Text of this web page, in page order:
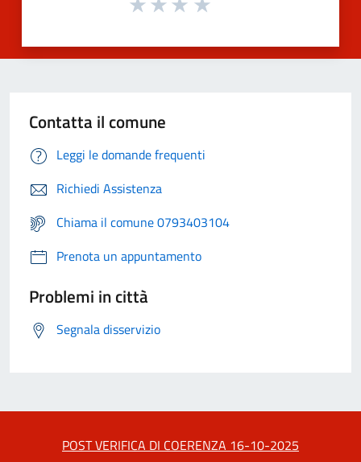
Contatta il comune
Leggi le domande frequenti
Richiedi Assistenza
Chiama il comune 0793403104
Prenota un appuntamento
Problemi in città
Segnala disservizio
POST VERIFICA DI COERENZA 16-10-2025